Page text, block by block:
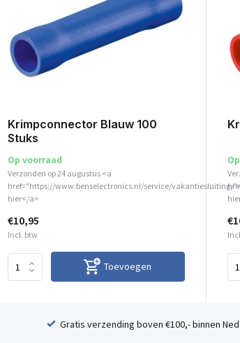
Krimpconnector Blauw 100
Stuks
Op voorraad
Verzonden op 24 augustus <a
href="https://www.benselectronics.nl/service/vakantiesluiting/
hier</a>
€10,95
Incl. btw
Toevoegen
Gratis verzending boven €100,- binnen